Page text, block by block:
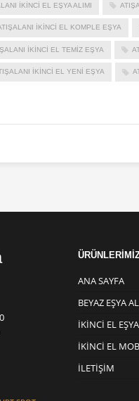
IKINCI EL EŞYA ALIMI
IKINCI EL KOMPLE EŞYA
IKINCI EL TEMIZ EŞYA
IKINCI EL YENI EŞYA
ANA SAYFA
BEYAZ EŞYA
İKINCI EL
İKINCI EL
İLETIŞIM